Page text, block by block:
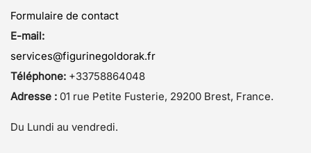
Formulaire de contact
E-mail:
services@figurinegoldorak.fr
Téléphone: +33758864048
Adresse : 01 rue Petite Fusterie, 29200 Brest, France.
Du Lundi au vendredi.